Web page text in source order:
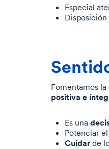
Especial
Disposición
Fomentamos
positiva e
Es una
Potenciar el
Cuidar de